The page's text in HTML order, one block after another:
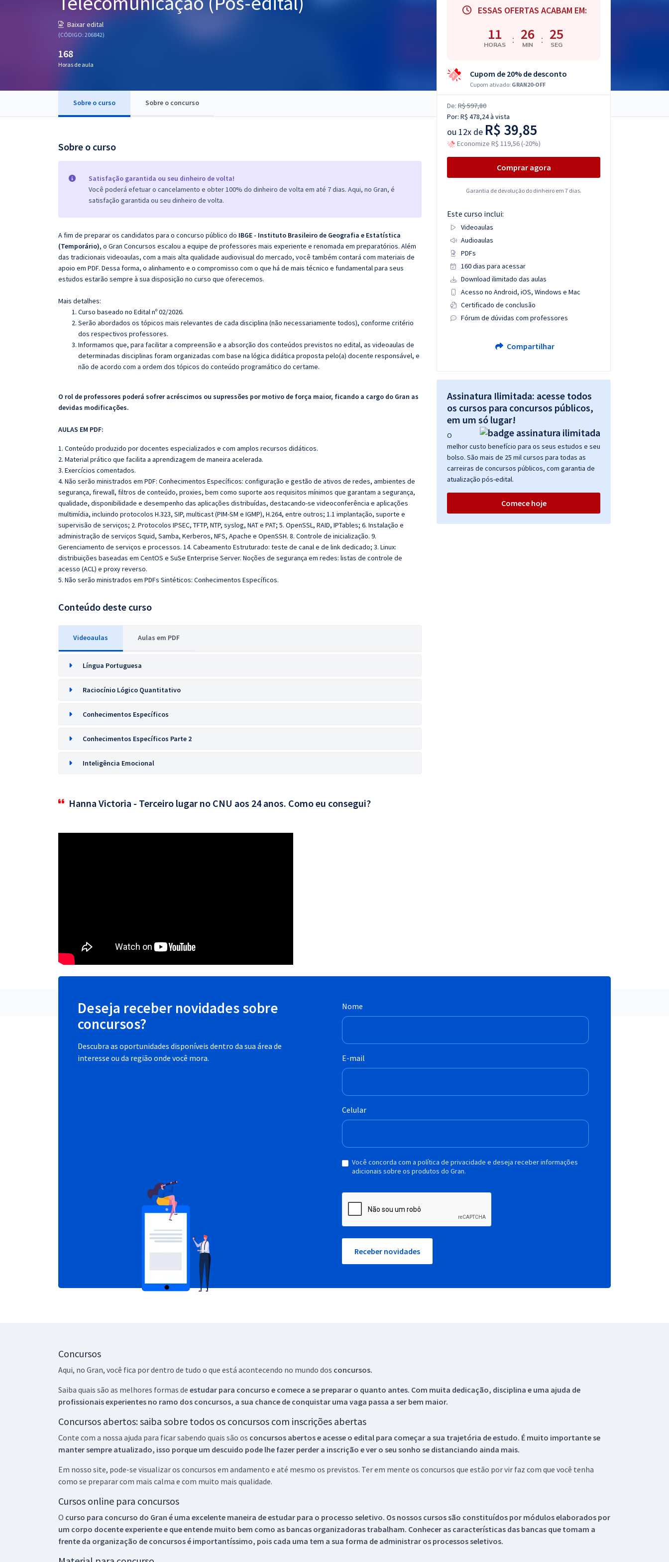
Baixar edital
(CÓDIGO: 206842)
168
Horas de aula
Sobre o curso Sobre o concurso
Sobre o curso
Satisfação garantida ou seu dinheiro de volta!
Você poderá efetuar o cancelamento e obter 100% do dinheiro de volta em até 7 dias. Aqui, no Gran, é
satisfação garantida ou seu dinheiro de volta.
A fim de preparar os candidatos para o concurso público do IBGE - Instituto Brasileiro de Geografia e Estatística
(Temporário), o Gran Concursos escalou a equipe de professores mais experiente e renomada em preparatórios. Além
das tradicionais videoaulas, com a mais alta qualidade audiovisual do mercado, você também contará com materiais de
apoio em PDF. Dessa forma, o alinhamento e o compromisso com o que há de mais técnico e fundamental para seus
estudos estarão sempre à sua disposição no curso que oferecemos.
Mais detalhes:
Curso baseado no Edital nº 02/2026.
Serão abordados os tópicos mais relevantes de cada disciplina (não necessariamente todos), conforme critério
dos respectivos professores.
Informamos que, para facilitar a compreensão e a absorção dos conteúdos previstos no edital, as videoaulas de
determinadas disciplinas foram organizadas com base na lógica didática proposta pelo(a) docente responsável, e
não de acordo com a ordem dos tópicos do conteúdo programático do certame.
O rol de professores poderá sofrer acréscimos ou supressões por motivo de força maior, ficando a cargo do Gran as
devidas modificações.
AULAS EM PDF:
1. Conteúdo produzido por docentes especializados e com amplos recursos didáticos.
2. Material prático que facilita a aprendizagem de maneira acelerada.
3. Exercícios comentados.
4. Não serão ministrados em PDF: Conhecimentos Específicos: configuração e gestão de ativos de redes, ambientes de
segurança, firewall, filtros de conteúdo, proxies, bem como suporte aos requisitos mínimos que garantam a segurança,
qualidade, disponibilidade e desempenho das aplicações distribuídas, destacando-se videoconferência e aplicações
multimídia, incluindo protocolos H.323, SIP, multicast (PIM-SM e IGMP), H.264, entre outros; 1.1 implantação, suporte e
supervisão de serviços; 2. Protocolos IPSEC, TFTP, NTP, syslog, NAT e PAT; 5. OpenSSL, RAID, IPTables; 6. Instalação e
administração de serviços Squid, Samba, Kerberos, NFS, Apache e OpenSSH. 8. Controle de inicialização. 9.
Gerenciamento de serviços e processos. 14. Cabeamento Estruturado: teste de canal e de link dedicado; 3. Linux:
distribuições baseadas em CentOS e SuSe Enterprise Server. Noções de segurança em redes: listas de controle de
acesso (ACL) e proxy reverso.
5. Não serão ministrados em PDFs Sintéticos: Conhecimentos Específicos.
Conteúdo deste curso
Videoaulas Aulas em PDF
Língua Portuguesa
Raciocínio Lógico Quantitativo
Conhecimentos Específicos
Conhecimentos Específicos Parte 2
Inteligência Emocional
Hanna Victoria - Terceiro lugar no CNU aos 24 anos. Como eu consegui?
ESSAS OFERTAS ACABAM EM:
11
HORAS : 26
MIN : 24
SEG
Cupom de 20% de desconto
Cupom ativado: GRAN20-OFF
De: R$ 597,80
Por: R$ 478,24à vista
ou 12x de R$ 39,85
Economize R$ 119,56 (-20%)
Comprar agora
Garantia de devolução do dinheiro em 7 dias.
Este curso inclui:
Videoaulas
Audioaulas
PDFs
160 dias para acessar
Download ilimitado das aulas
Acesso no Android, iOS, Windows e Mac
Certificado de conclusão
Fórum de dúvidas com professores
Compartilhar
Assinatura Ilimitada: acesse todos
os cursos para concursos públicos,
em um só lugar!
O
melhor custo benefício para os seus estudos e seu
bolso. São mais de 25 mil cursos para todas as
carreiras de concursos públicos, com garantia de
atualização pós-edital.
Comece hoje
Deseja receber novidades sobre
concursos?
Descubra as oportunidades disponíveis dentro da sua área de
interesse ou da região onde você mora.
Nome
E-mail
Celular
Você concorda com a política de privacidade e deseja receber informações
adicionais sobre os produtos do Gran.
Receber novidades
Concursos
Aqui, no Gran, você fica por dentro de tudo o que está acontecendo no mundo dos concursos.
Saiba quais são as melhores formas de estudar para concurso e comece a se preparar o quanto antes. Com muita dedicação, disciplina e uma ajuda de
profissionais experientes no ramo dos concursos, a sua chance de conquistar uma vaga passa a ser bem maior.
Concursos abertos: saiba sobre todos os concursos com inscrições abertas
Conte com a nossa ajuda para ficar sabendo quais são os concursos abertos e acesse o edital para começar a sua trajetória de estudo. É muito importante se
manter sempre atualizado, isso porque um descuido pode lhe fazer perder a inscrição e ver o seu sonho se distanciando ainda mais.
Em nosso site, pode-se visualizar os concursos em andamento e até mesmo os previstos. Ter em mente os concursos que estão por vir faz com que você tenha
como se preparar com mais calma e com muito mais qualidade.
Cursos online para concursos
O curso para concurso do Gran é uma excelente maneira de estudar para o processo seletivo. Os nossos cursos são constituídos por módulos elaborados por
um corpo docente experiente e que entende muito bem como as bancas organizadoras trabalham. Conhecer as características das bancas que tomam a
frente da organização de concursos é importantíssimo, pois cada uma tem a sua forma de administrar os processos seletivos.